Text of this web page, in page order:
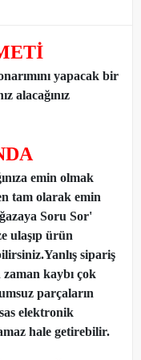
yapacak bir
alacağınız
emin olmak
tam olarak emin
Soru Sor'
ulaşıp ürün
sipariş
kaybı çok
parçaların
elektronik
hale getirebilir.